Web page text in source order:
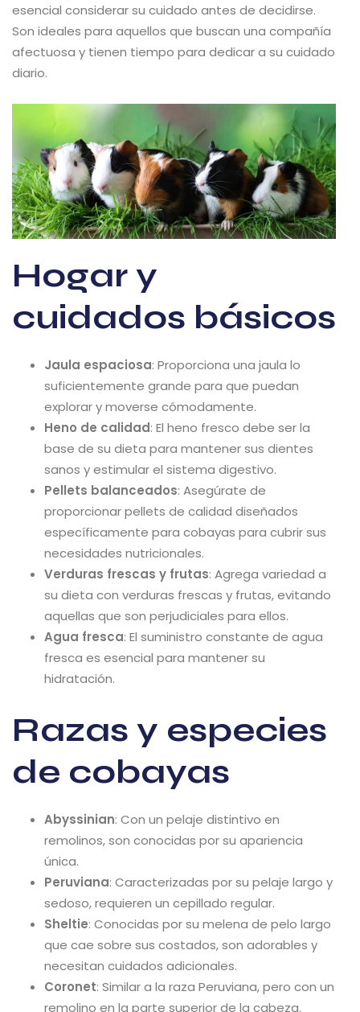
esencial considerar su cuidado antes de decidirse.
Son ideales para aquellos que buscan una compañía
afectuosa y tienen tiempo para dedicar a su cuidado
diario.
Hogar y
cuidados básicos
Jaula espaciosa: Proporciona una jaula lo
suficientemente grande para que puedan
explorar y moverse cómodamente.
Heno de calidad: El heno fresco debe ser la
base de su dieta para mantener sus dientes
sanos y estimular el sistema digestivo.
Pellets balanceados: Asegúrate de
proporcionar pellets de calidad diseñados
específicamente para cobayas para cubrir sus
necesidades nutricionales.
Verduras frescas y frutas: Agrega variedad a
su dieta con verduras frescas y frutas, evitando
aquellas que son perjudiciales para ellos.
Agua fresca: El suministro constante de agua
fresca es esencial para mantener su
hidratación.
Razas y especies
de cobayas
Abyssinian: Con un pelaje distintivo en
remolinos, son conocidas por su apariencia
única.
Peruviana: Caracterizadas por su pelaje largo y
sedoso, requieren un cepillado regular.
Sheltie: Conocidas por su melena de pelo largo
que cae sobre sus costados, son adorables y
necesitan cuidados adicionales.
Coronet: Similar a la raza Peruviana, pero con un
remolino en la parte superior de la cabeza.